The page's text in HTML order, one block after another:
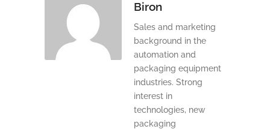
Biron
Sales and marketing
background in the
automation and
packaging equipment
industries. Strong
interest in
technologies, new
packaging